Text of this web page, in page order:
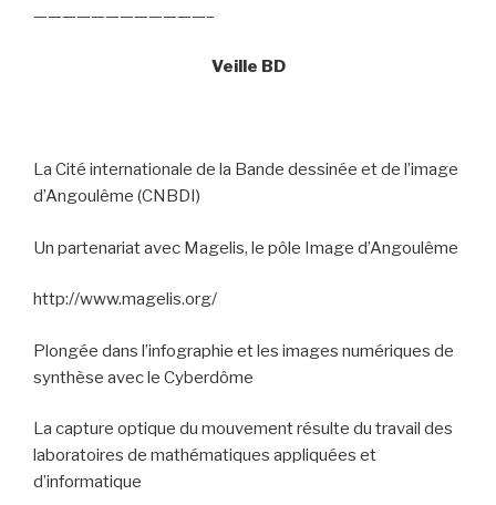
————————————–
Veille BD
La Cité internationale de la Bande dessinée et de l’image
d’Angoulême (CNBDI)
Un partenariat avec Magelis, le pôle Image d’Angoulême
http://www.magelis.org/
Plongée dans l’infographie et les images numériques de
synthèse avec le Cyberdôme
La capture optique du mouvement résulte du travail des
laboratoires de mathématiques appliquées et
d’informatique